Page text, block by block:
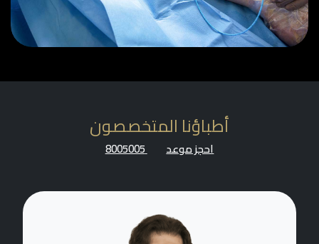
أطباؤنا المتخصصون
احجز موعد 8005005